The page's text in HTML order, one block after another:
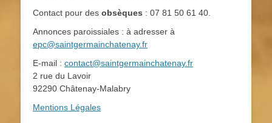
Contact pour des obsèques : 07 81 50 61 40.
Annonces paroissiales : à adresser à
epc@saintgermainchatenay.fr
E-mail : contact@saintgermainchatenay.fr
2 rue du Lavoir
92290 Châtenay-Malabry
Mentions Légales